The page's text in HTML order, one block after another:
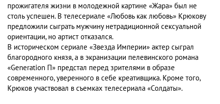
прожигателя жизни в молодежной картине «Жара» был не
столь успешен. В телесериале «Любовь как любовь» Крюкову
предложили сыграть мужчину нетрадиционной сексуальной
ориентации, но артист отказался.
В историческом сериале «Звезда Империи» актер сыграл
благородного князя, а в экранизации пелевинского романа
«Generation П» предстал перед зрителями в образе
современного, уверенного в себе креативщика. Кроме того,
Крюков участвовал в съемках телесериала «Солдаты».